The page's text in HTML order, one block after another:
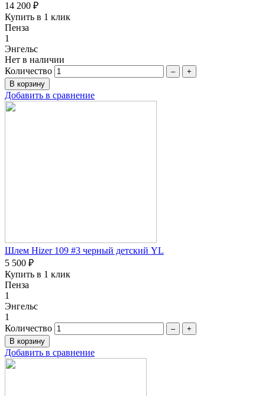
14 200 ₽
Купить в 1 клик
Пенза
1
Энгельс
Нет в наличии
Количество
– +
Добавить в сравнение
Шлем Hizer 109 #3 черный детский YL
5 500 ₽
Купить в 1 клик
Пенза
1
Энгельс
1
Количество
– +
Добавить в сравнение